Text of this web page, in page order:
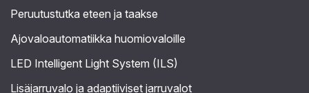
Peruutustutka eteen ja taakse
Ajovaloautomatiikka huomiovaloille
LED Intelligent Light System (ILS)
Lisäjarruvalo ja adaptiiviset jarruvalot